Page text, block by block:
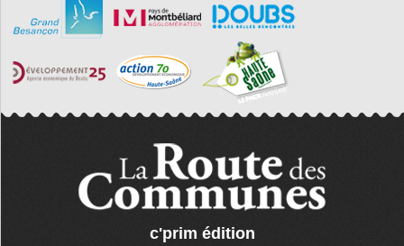
c'prim édition